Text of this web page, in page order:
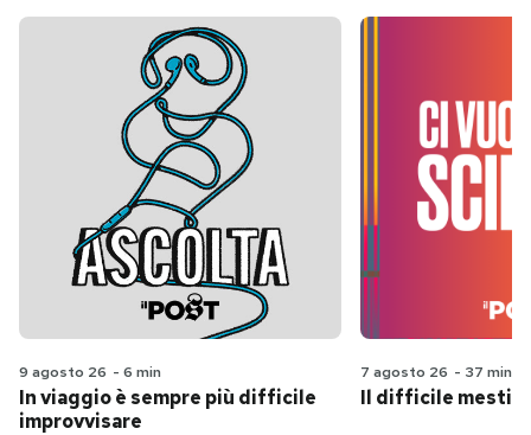
9 agosto 26 - 6 min
In viaggio è sempre più difficile
improvvisare
7 agosto 26 - 37 min
Il difficile